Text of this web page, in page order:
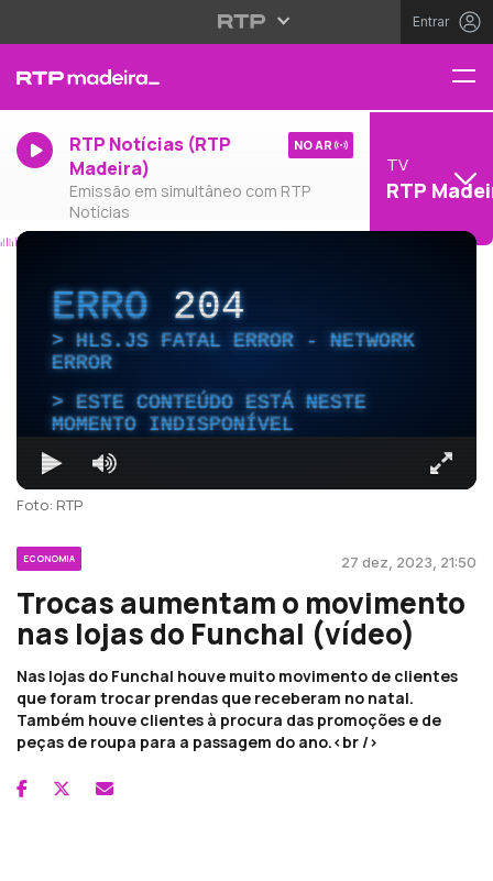
Entrar
RTP Notícias (RTP
Madeira)
Emissão em simultâneo com RTP
Notícias
NO AR
TV
RTP
ERRO204
HLS.JS FATAL ERROR - NETWORK
ERROR
ESTE CONTEÚDO ESTÁ NESTE
MOMENTO INDISPONÍVEL
Foto: RTP
ECONOMIA 27 dez, 2023, 21:50
Trocas aumentam o movimento
nas lojas do Funchal (vídeo)
Nas lojas do Funchal houve muito movimento de clientes
que foram trocar prendas que receberam no natal.
Também houve clientes à procura das promoções e de
peças de roupa para a passagem do ano.<br />